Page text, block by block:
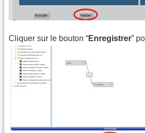
Cliquer sur le bouton “Enregistrer”